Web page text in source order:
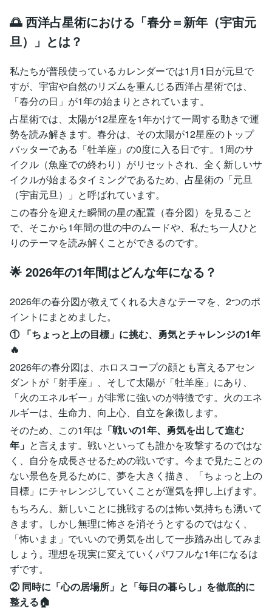
🌅 西洋占星術における「春分＝新年（宇宙元
旦）」とは？
私たちが普段使っているカレンダーでは1月1日が元旦で
すが、宇宙や自然のリズムを重んじる西洋占星術では、
「春分の日」が1年の始まりとされています。
占星術では、太陽が12星座を1年かけて一周する動きで運
勢を読み解きます。春分は、その太陽が12星座のトップ
バッターである「牡羊座」の0度に入る日です。1周のサ
イクル（魚座での終わり）がリセットされ、全く新しいサ
イクルが始まるタイミングであるため、占星術の「元旦
（宇宙元旦）」と呼ばれています。
この春分を迎えた瞬間の星の配置（春分図）を見ること
で、そこから1年間の世の中のムードや、私たち一人ひと
りのテーマを読み解くことができるのです。
🌟 2026年の1年間はどんな年になる？
2026年の春分図が教えてくれる大きなテーマを、2つのポ
イントにまとめました。
① 「ちょっと上の目標」に挑む、勇気とチャレンジの1年
🔥
2026年の春分図は、ホロスコープの顔とも言えるアセン
ダントが「射手座」、そして太陽が「牡羊座」にあり、
「火のエネルギー」が非常に強いのが特徴です。火のエネ
ルギーは、生命力、向上心、自立を象徴します。
そのため、この1年は 「戦いの1年、勇気を出して進む
年」 と言えます。戦いといっても誰かを攻撃するのではな
く、自分を成長させるための戦いです。今まで見たことの
ない景色を見るために、夢を大きく描き、「ちょっと上の
目標」にチャレンジしていくことが運気を押し上げます。
もちろん、新しいことに挑戦するのは怖い気持ちも湧いて
きます。しかし無理に怖さを消そうとするのではなく、
「怖いまま」でいいので勇気を出して一歩踏み出してみま
しょう。理想を現実に変えていくパワフルな1年になるは
ずです。
② 同時に「心の居場所」と「毎日の暮らし」を徹底的に
整える🏠